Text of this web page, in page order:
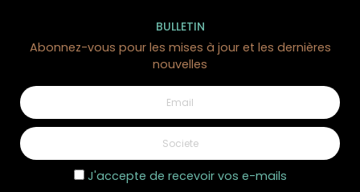
1 avis
BULLETIN
Abonnez-vous pour les mises à jour et les dernières
nouvelles
J'accepte de recevoir vos e-mails